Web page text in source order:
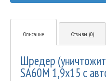
Описание Отзывы (0)
Шредер
SA60M 1,9х15 с